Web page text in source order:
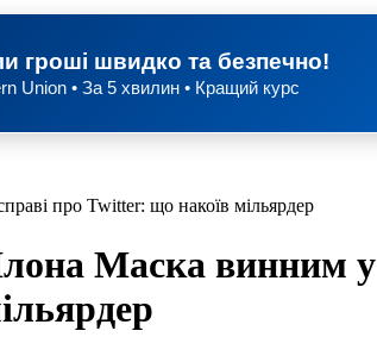
гроші швидко та безпечно!
Union • За 5 хвилин • Кращий курс
про Twitter: що накоїв мільярдер
Маска винним у